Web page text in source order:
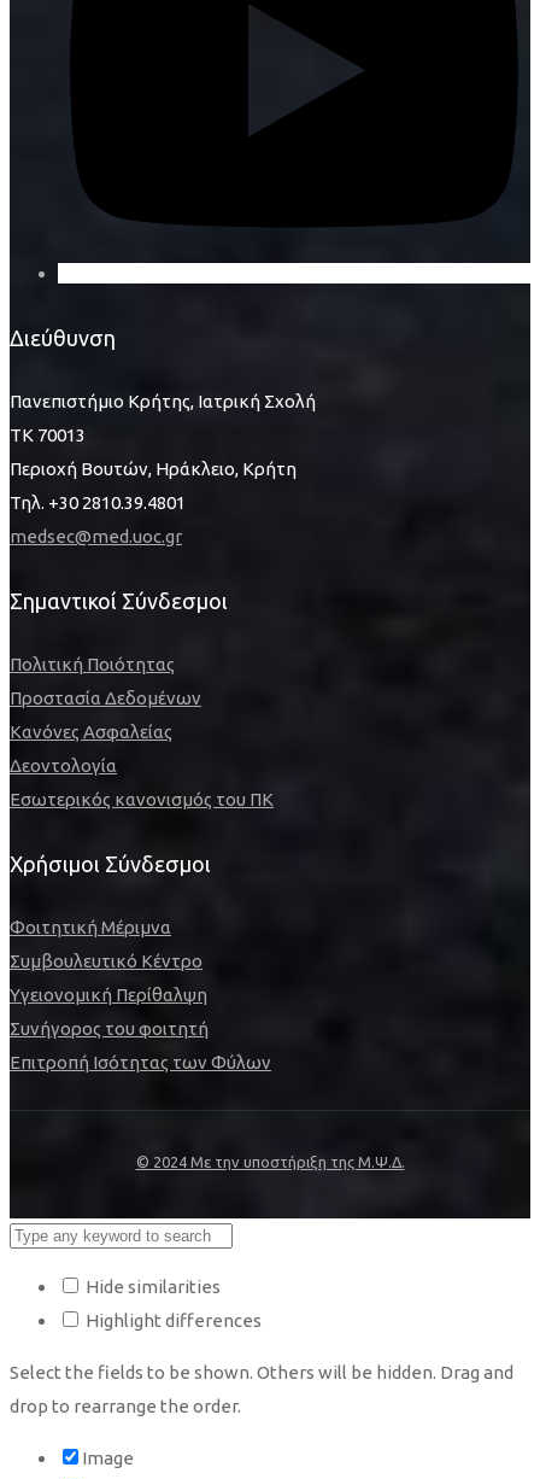
Διεύθυνση
Πανεπιστήμιο Κρήτης, Ιατρική Σχολή
ΤΚ 70013
Περιοχή Βουτών, Ηράκλειο, Κρήτη
Τηλ. +30 2810.39.4801
medsec@med.uoc.gr
Σημαντικοί Σύνδεσμοι
Πολιτική Ποιότητας
Προστασία Δεδομένων
Κανόνες Ασφαλείας
Δεοντολογία
Εσωτερικός κανονισμός του ΠΚ
Χρήσιμοι Σύνδεσμοι
Φοιτητική Μέριμνα
Συμβουλευτικό Κέντρο
Υγειονομική Περίθαλψη
Συνήγορος του φοιτητή
Επιτροπή Ισότητας των Φύλων
© 2024 Με την υποστήριξη της Μ.Ψ.Δ.
Hide similarities
Highlight differences
Select the fields to be shown. Others will be hidden. Drag and
drop to rearrange the order.
Image